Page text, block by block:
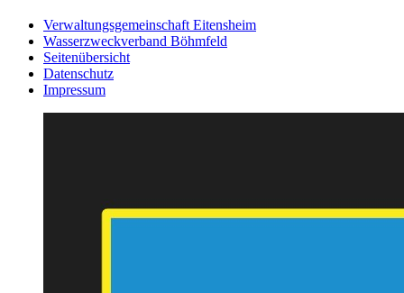
Verwaltungsgemeinschaft Eitensheim
Wasserzweckverband Böhmfeld
Seitenübersicht
Datenschutz
Impressum